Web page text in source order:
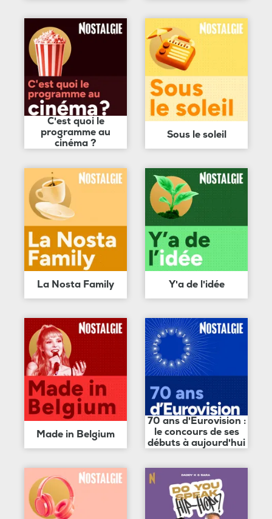
C'est quoi le
programme au
cinéma ?
Sous le soleil
La Nosta Family Y'a de l'idée
Made in Belgium
70 ans d'Eurovision :
le concours de ses
débuts à aujourd'hui